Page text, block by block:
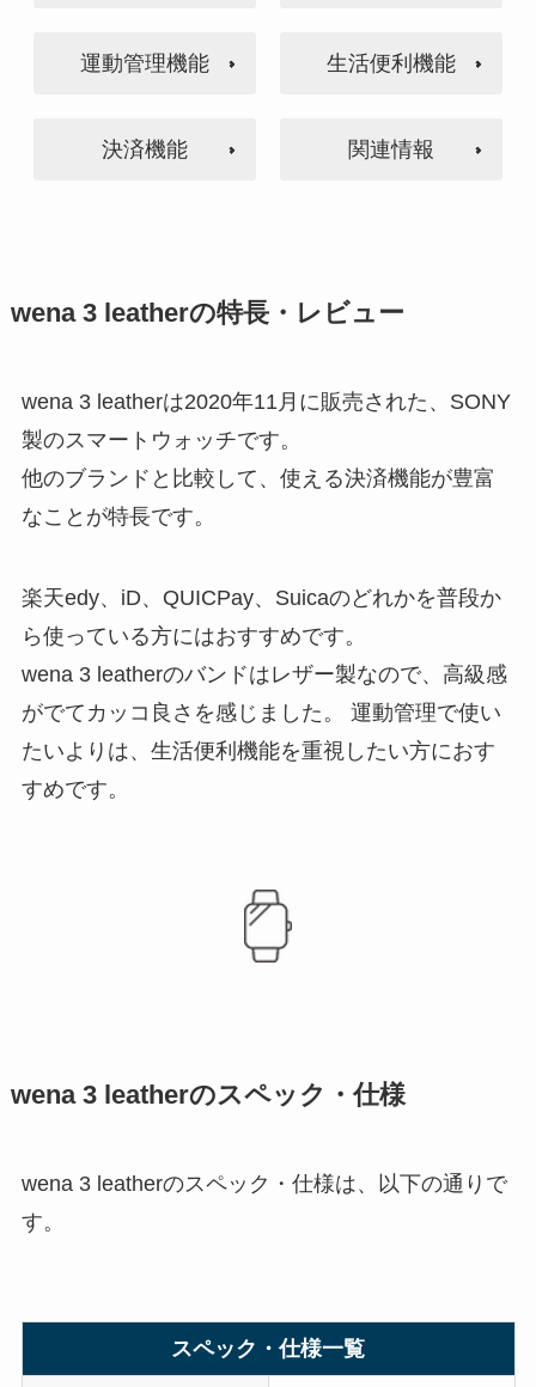
運動管理機能 生活便利機能
決済機能 関連情報
wena 3 leatherの特長・レビュー
wena 3 leatherは2020年11月に販売された、SONY
製のスマートウォッチです。
他のブランドと比較して、使える決済機能が豊富
なことが特長です。
楽天edy、iD、QUICPay、Suicaのどれかを普段か
ら使っている方にはおすすめです。
wena 3 leatherのバンドはレザー製なので、高級感
がでてカッコ良さを感じました。 運動管理で使い
たいよりは、生活便利機能を重視したい方におす
すめです。
wena 3 leatherのスペック・仕様
wena 3 leatherのスペック・仕様は、以下の通りで
す。
スペック・仕様一覧